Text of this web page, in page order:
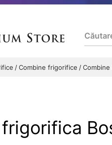
Combine frigorifice